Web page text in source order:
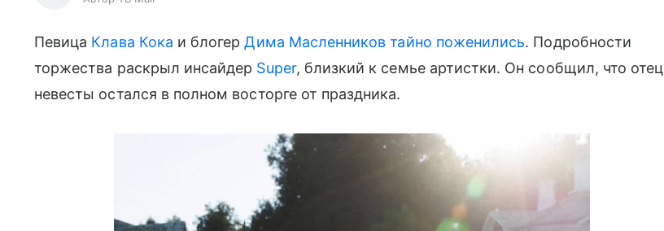
Певица Клава Кока и блогерДима Масленников тайно поженились. Подробности
торжества раскрыл инсайдер Super, близкий к семье артистки. Он сообщил, что отец
невесты остался в полном восторге от праздника.